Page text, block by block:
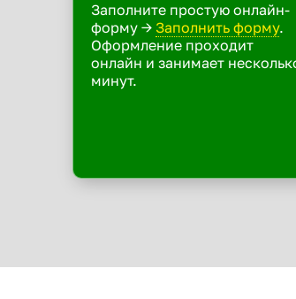
Заполните простую онлайн-
форму -> Заполнить форму.
Оформление проходит
онлайн и занимает
минут.